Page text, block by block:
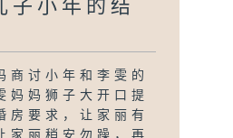
子小年的结
商讨小年和李雯的
妈妈狮子大开口提
房要求，让家丽有